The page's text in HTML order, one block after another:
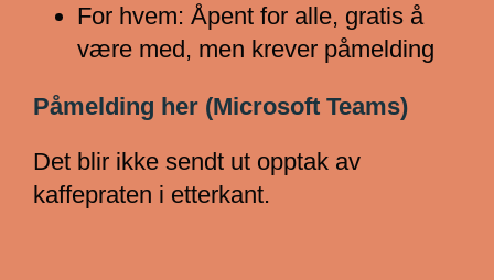
For hvem: Åpent for alle, gratis å
være med, men krever påmelding
Påmelding her (Microsoft Teams)
Det blir ikke sendt ut opptak av
kaffepraten i etterkant.